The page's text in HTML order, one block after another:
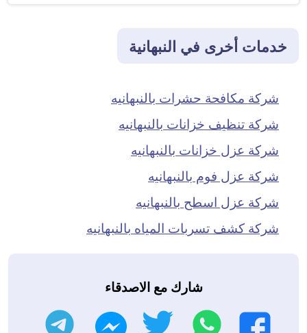
خدمات أخرى في النبهانية
شركة مكافحة حشرات بالنبهانيه
شركة تنظيف خزانات بالنبهانيه
شركة عزل خزانات بالنبهانيه
شركة عزل فوم بالنبهانيه
شركة عزل اسطح بالنبهانيه
شركة كشف تسربات المياه بالنبهانيه
شارك مع الاصدقاء
فيسبوك
واتساب تويتر ماسنجر